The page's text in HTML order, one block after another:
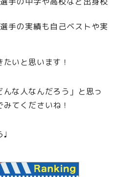
手の実績も自己ベストや実
いと思います！
な人なんだろう」と思っ
てくださいね！
♩